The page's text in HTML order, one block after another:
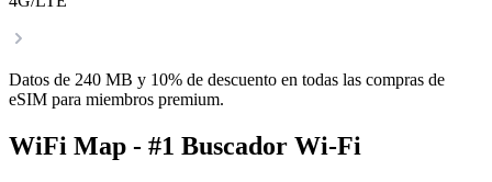
Datos de 240 MB y 10% de descuento en todas las compras de
eSIM para miembros premium.
WiFi Map - #1 Buscador Wi-Fi